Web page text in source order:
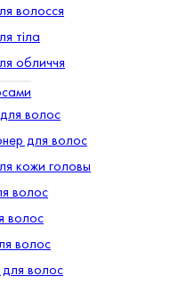
волосся
тіла
обличчя
волос
для волос
кожи головы
волос
волос
волос
волос